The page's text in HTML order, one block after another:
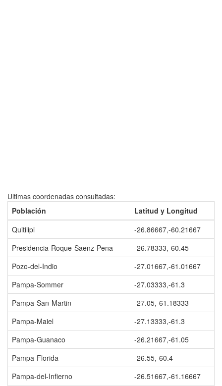
Ultimas coordenadas consultadas:
Población
Latitud y Longitud
Quitilipi
-26.86667,-60.21667
Presidencia-Roque-Saenz-Pena
-26.78333,-60.45
Pozo-del-Indio
-27.01667,-61.01667
Pampa-Sommer
-27.03333,-61.3
Pampa-San-Martin
-27.05,-61.18333
Pampa-Maiel
-27.13333,-61.3
Pampa-Guanaco
-26.21667,-61.05
Pampa-Florida
-26.55,-60.4
Pampa-del-Infierno
-26.51667,-61.16667